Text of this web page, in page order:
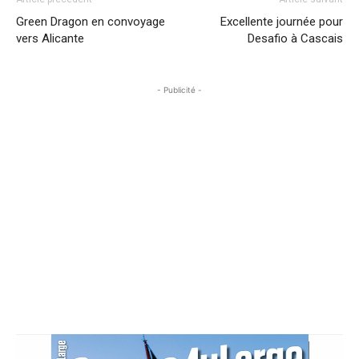
Green Dragon en convoyage
vers Alicante
Excellente journée pour
Desafio à Cascais
- Publicité -